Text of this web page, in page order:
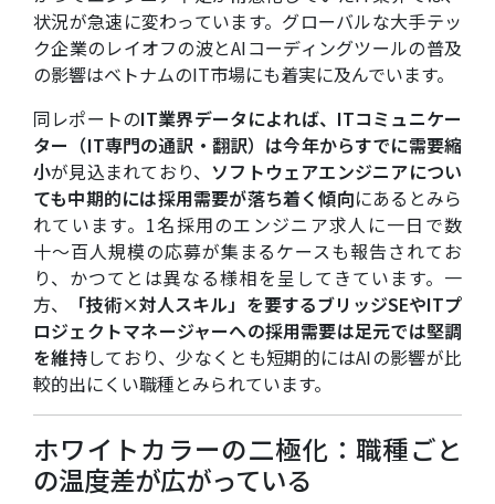
状況が急速に変わっています。グローバルな大手テッ
ク企業のレイオフの波とAIコーディングツールの普及
の影響はベトナムのIT市場にも着実に及んでいます。
同レポートのIT業界データによれば、ITコミュニケー
ター（IT専門の通訳・翻訳）は今年からすでに需要縮
小が見込まれており、 ソフトウェアエンジニアについ
ても中期的には採用需要が落ち着く傾向にあるとみら
れています。1名採用のエンジニア求人に一日で数
十〜百人規模の応募が集まるケースも報告されてお
り、かつてとは異なる様相を呈してきています。一
方、
「技術×対人スキル」を要するブリッジSEやITプ
ロジェクトマネージャーへの採用需要は足元では堅調
を維持しており、少なくとも短期的にはAIの影響が比
較的出にくい職種とみられています。
ホワイトカラーの二極化：職種ごと
の温度差が広がっている